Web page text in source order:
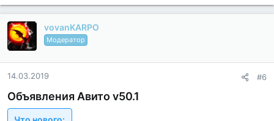
а
г
о
д
а
р
н
с
и
vovanKARPO
Модератор
14.03.2019 #6
Объявления Авито v50.1